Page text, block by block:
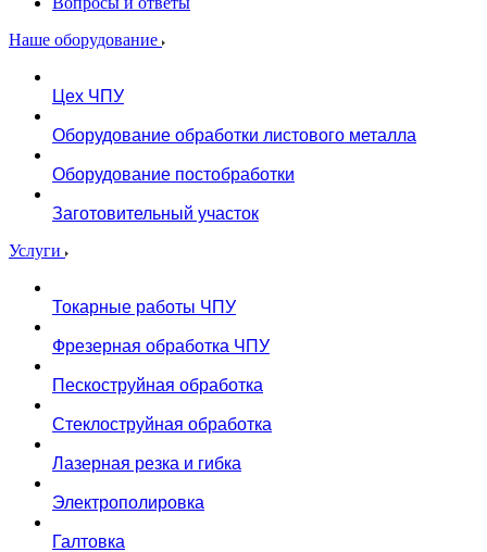
Наше оборудование
Цех ЧПУ
Оборудование обработки листового металла
Оборудование постобработки
Заготовительный участок
Услуги
Токарные работы ЧПУ
Фрезерная обработка ЧПУ
Пескоструйная обработка
Стеклоструйная обработка
Лазерная резка и гибка
Электрополировка
Галтовка